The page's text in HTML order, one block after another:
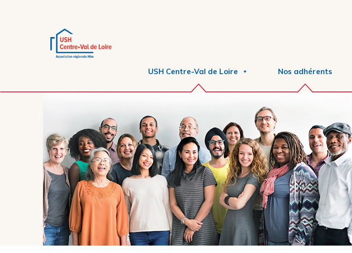
USH Centre-Val de Loire Nos adhérents